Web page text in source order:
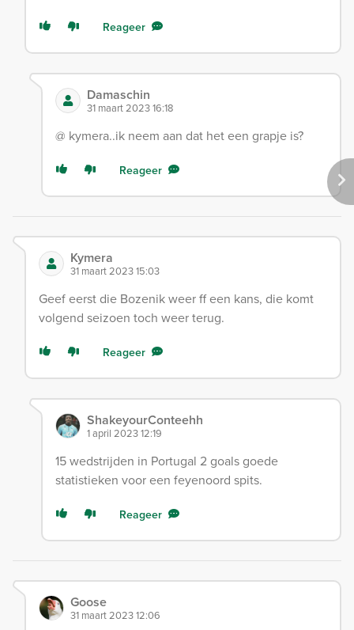
Reageer
Damaschin
31 maart 2023 16:18
@ kymera..ik neem aan dat het een grapje is?
Reageer
Kymera
31 maart 2023 15:03
Geef eerst die Bozenik weer ff een kans, die komt
volgend seizoen toch weer terug.
Reageer
ShakeyourConteehh
1 april 2023 12:19
15 wedstrijden in Portugal 2 goals goede
statistieken voor een feyenoord spits.
Reageer
Goose
31 maart 2023 12:06